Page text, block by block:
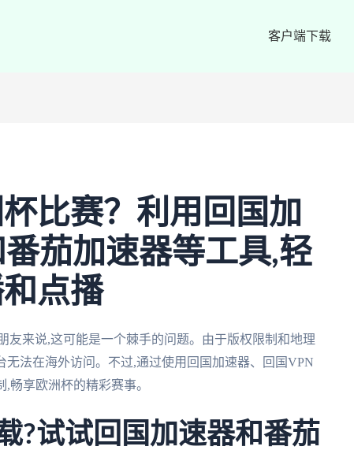
客户端下载
比赛？利用回国加
茄加速器等工具,轻
点播
友来说,这可能是一个棘手的问题。由于版权限制和地理
法在海外访问。不过,通过使用回国加速器、回国VPN
畅享欧洲杯的精彩赛事。
?试试回国加速器和番茄